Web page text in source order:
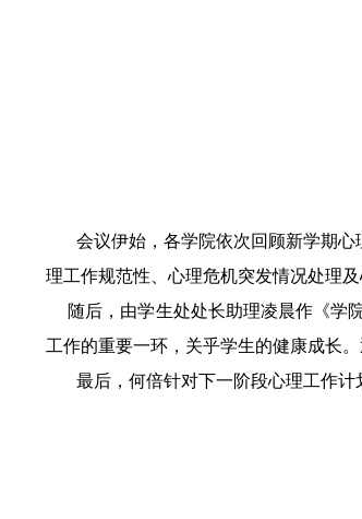
会议伊始，各学院依次回顾新学期心
理工作规范性、心理危机突发情况处理
随后，由学生处处长助理凌晨作《学
工作的重要一环，关乎学生的健康成长
最后，何倍针对下一阶段心理工作计